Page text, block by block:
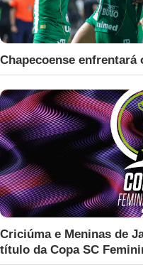
Chapecoense
Criciúma e Meninas de
título da Copa SC